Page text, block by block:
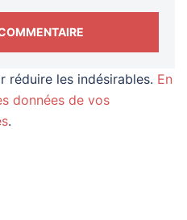
réduire les indésirables. En
données de vos
.